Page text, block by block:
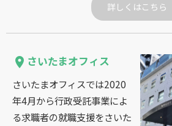
詳しくはこちら
place さいたまオフィス
さいたまオフィスでは2020
年4月から行政受託事業によ
る求職者の就職支援をさいた